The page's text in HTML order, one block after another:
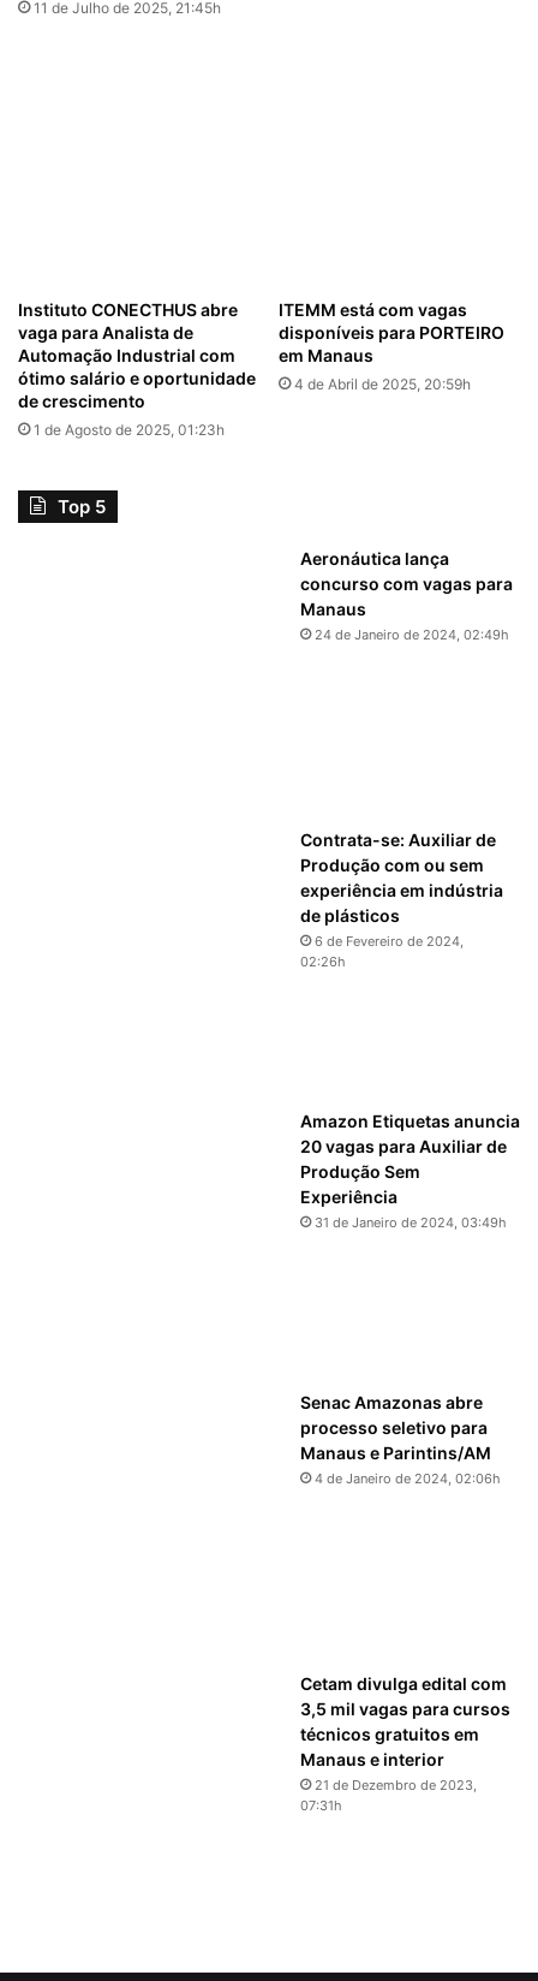
11 de Julho de 2025, 21:45h
Instituto CONECTHUS abre
vaga para Analista de
Automação Industrial com
ótimo salário e oportunidade
de crescimento
1 de Agosto de 2025, 01:23h
ITEMM está com vagas
disponíveis para PORTEIRO
em Manaus
4 de Abril de 2025, 20:59h
Top 5
Aeronáutica lança
concurso com vagas para
Manaus
24 de Janeiro de 2024, 02:49h
Contrata-se: Auxiliar de
Produção com ou sem
experiência em indústria
de plásticos
6 de Fevereiro de 2024,
02:26h
Amazon Etiquetas anuncia
20 vagas para Auxiliar de
Produção Sem
Experiência
31 de Janeiro de 2024, 03:49h
Senac Amazonas abre
processo seletivo para
Manaus e Parintins/AM
4 de Janeiro de 2024, 02:06h
Cetam divulga edital com
3,5 mil vagas para cursos
técnicos gratuitos em
Manaus e interior
21 de Dezembro de 2023,
07:31h